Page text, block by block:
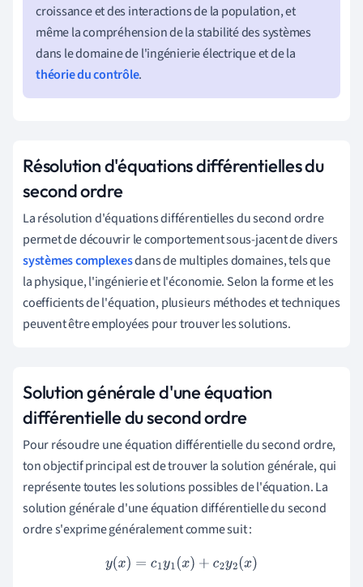
croissance et des interactions de la population, et
même la compréhension de la stabilité des systèmes
dans le domaine de l'ingénierie électrique et de la
théorie du contrôle.
Résolution d'équations différentielles du
second ordre
La résolution d'équations différentielles du second ordre
permet de découvrir le comportement sous-jacent de divers
systèmes complexesdans de multiples domaines, tels que
la physique, l'ingénierie et l'économie. Selon la forme et les
coefficients de l'équation, plusieurs méthodes et techniques
peuvent être employées pour trouver les solutions.
Solution générale d'une équation
différentielle du second ordre
Pour résoudre une équation différentielle du second ordre,
ton objectif principal est de trouver la solution générale, qui
représente toutes les solutions possibles de l'équation. La
solution générale d'une équation différentielle du second
ordre s'exprime généralement comme suit :
y (x) =c1y1(x)+ c2y2(x)